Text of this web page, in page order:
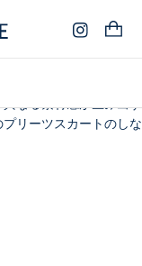
ントになる、カレッジ
リーツスカートのしな